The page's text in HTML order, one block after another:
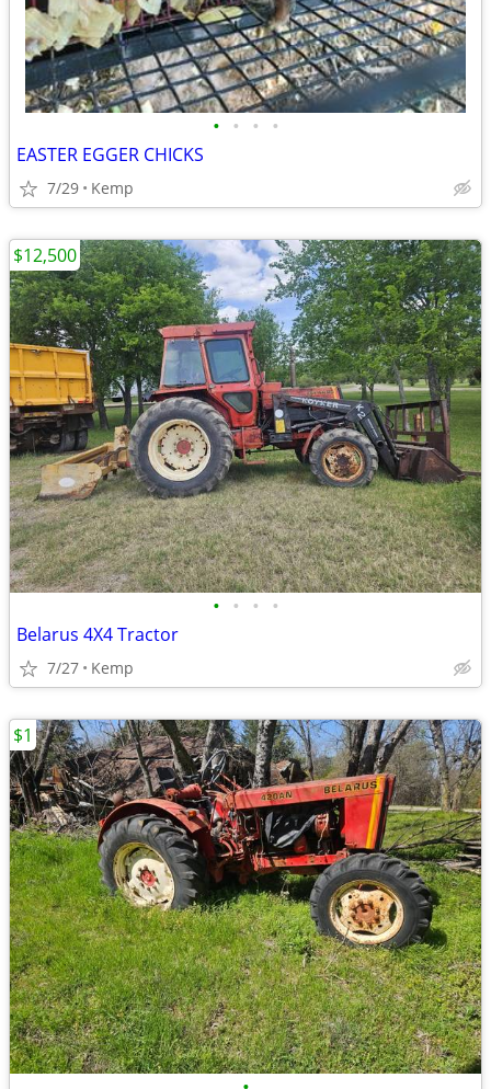
• • • •
EASTER EGGER CHICKS
7/29 Kemp
• • • •
Belarus 4X4 Tractor
7/27 Kemp
$12,500
$1